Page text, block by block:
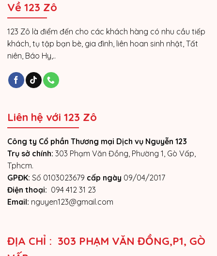
Về 123 Zô
123 Zô là điểm đến cho các khách hàng có nhu cầu tiếp
khách, tụ tập bạn bè, gia đình, liên hoan sinh nhật, Tất
niên, Báo Hy,..
Liên hệ với 123 Zô
Công ty Cổ phần Thương mại Dịch vụ Nguyễn 123
Trụ sở chính: 303 Phạm Văn Đồng, Phường 1, Gò Vấp,
Tphcm.
GPĐK: Số 0103023679 cấp ngày 09/04/2017
Điện thoại: 094 412 31 23
Email: nguyen123@gmail.com
ĐỊA CHỈ : 303 PHẠM VĂN ĐỒNG,P1, GÒ